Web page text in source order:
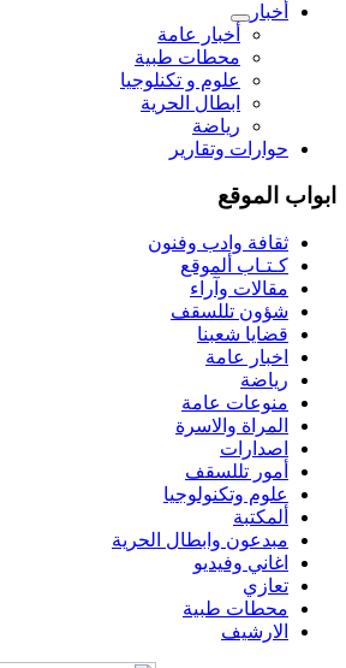
أخبار
أخبار عامة
محطات طبية
علوم و تکنلوجیا
ابطال الحرية
رياضة
حوارات وتقارير
ابواب الموقع
ثقافة وادب وفنون
كـتـاب ألموقع
مقالات وآراء
شؤون تللسقف
قضايا شعبنا
اخبار عامة
رياضة
منوعات عامة
المراة والاسرة
اصدارات
أمور تللسقف
علوم وتكنولوجيا
ألمكتبة
مبدعون وابطال الحرية
اغاني وفيديو
تعازي
محطات طبية
الارشيف